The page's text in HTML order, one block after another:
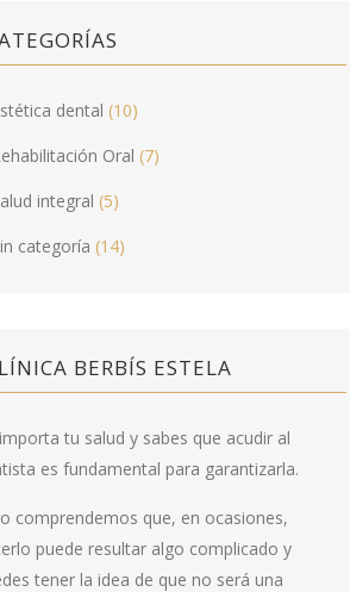
dental (10)
Oral (7)
integral (5)
categoría (14)
BERBÍS ESTELA
tu salud y sabes que acudir al
es fundamental para garantizarla.
comprendemos que, en ocasiones,
puede resultar algo complicado y
tener la idea de que no será una